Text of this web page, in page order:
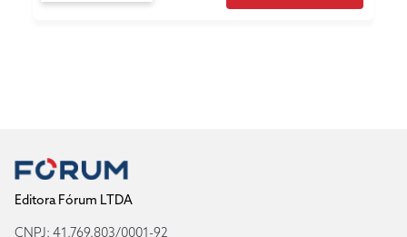
Editora Fórum LTDA
CNPJ: 41.769.803/0001-92